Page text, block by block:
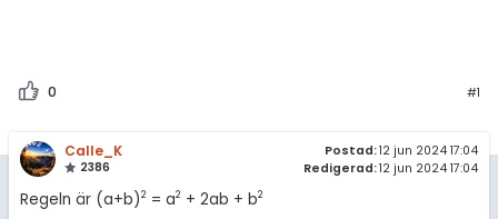
0 #1
Calle_K
2386
Postad:12 jun 2024 17:04
Redigerad:12 jun 2024 17:04
Regeln är (a+b)2 = a2 + 2ab + b2